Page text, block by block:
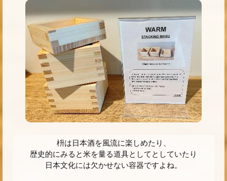
枡は日本酒を風流に楽しめたり、
歴史的にみると米を量る道具としてとしていたり
日本文化には欠かせない容器ですよね。